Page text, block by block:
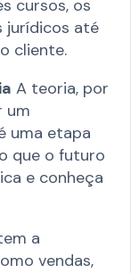
cursos, os
jurídicos até
cliente.
A teoria, por
um
uma etapa
que o futuro
e conheça
a
vendas,